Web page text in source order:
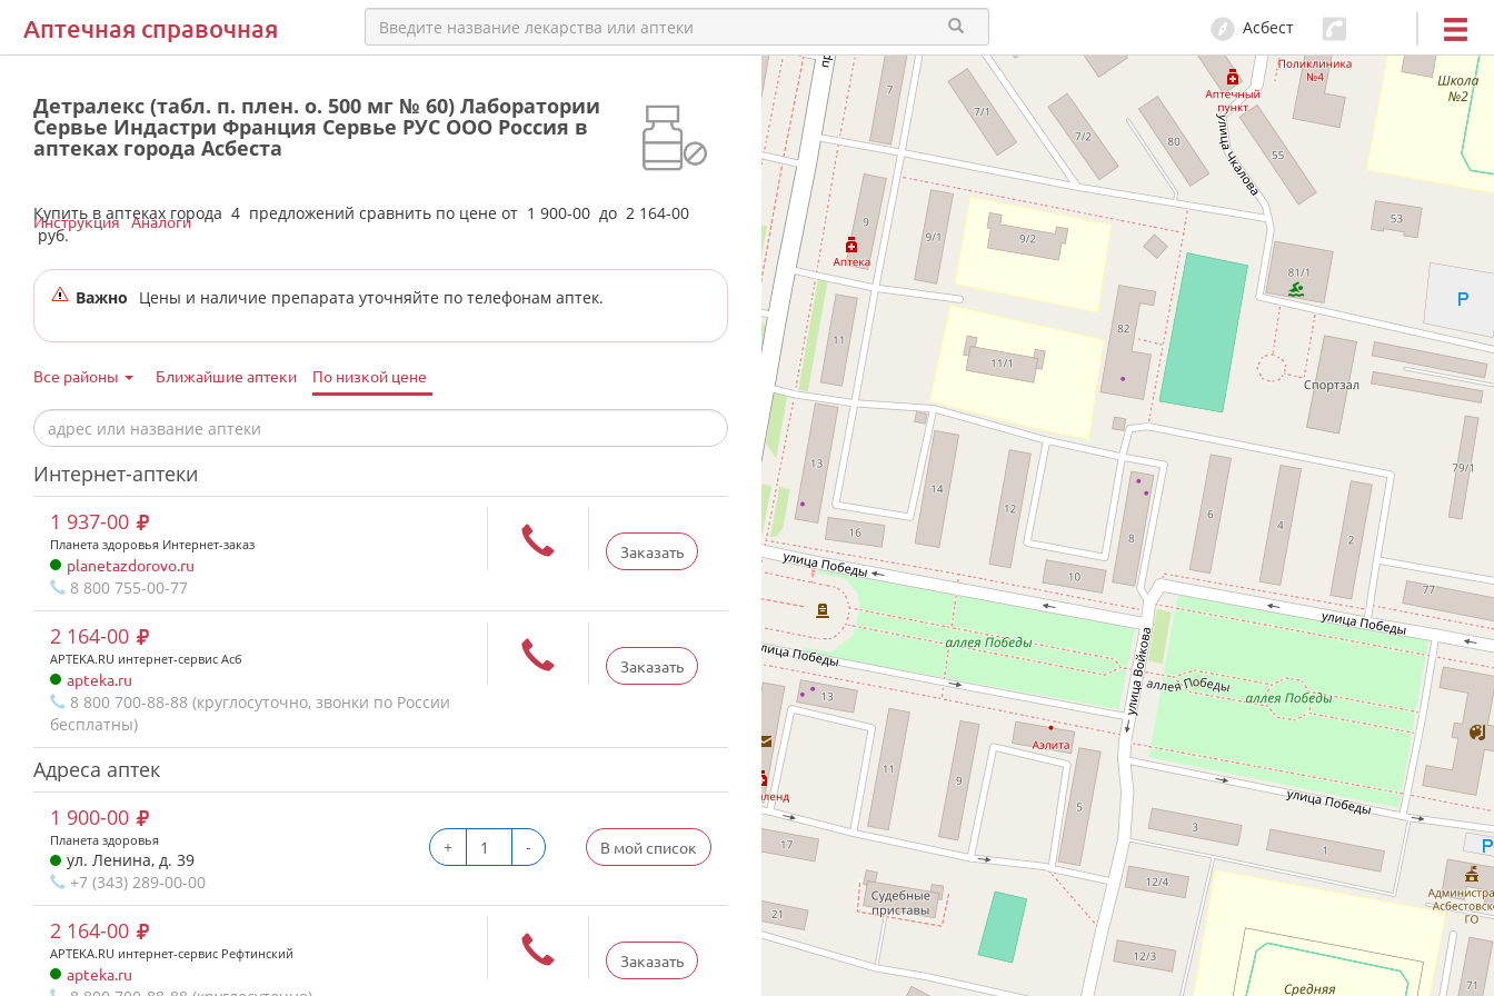
Аптечная справочная Асбест
Детралекс (табл. п. плен. о. 500 мг № 60) Лаборатории
Сервье Индастри Франция Сервье РУС ООО Россия в
аптеках города Асбеста
Купить в аптеках города 4 предложений сравнить по цене от 1 900-00 до 2 164-00
руб.
Инструкция Аналоги
Важно Цены и наличие препарата уточняйте по телефонам аптек.
Все районы Ближайшие аптеки По низкой цене
Интернет-аптеки
Заказать
1 937-00
Планета здоровья Интернет-заказ
planetazdorovo.ru
8 800 755-00-77
Заказать
2 164-00
APTEKA.RU интернет-сервис Асб
apteka.ru
8 800 700-88-88 (круглосуточно, звонки по России
бесплатны)
Адреса аптек
+ - В мой список
1 900-00
Планета здоровья
ул. Ленина, д. 39
+7 (343) 289-00-00
Заказать
2 164-00
APTEKA.RU интернет-сервис Рефтинский
apteka.ru